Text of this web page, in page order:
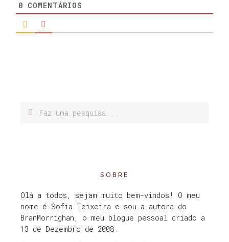
0 COMENTÁRIOS
SOBRE
Olá a todos, sejam muito bem-vindos! O meu
nome é Sofia Teixeira e sou a autora do
BranMorrighan, o meu blogue pessoal criado a
13 de Dezembro de 2008.